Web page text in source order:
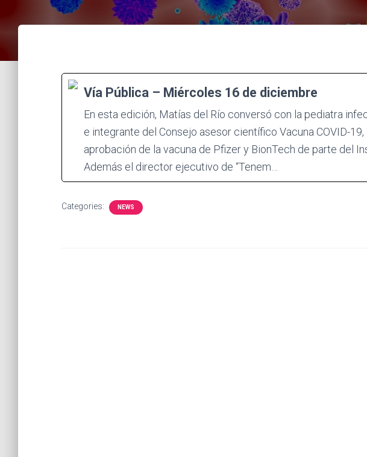
Vía Pública – Miércoles 16 de diciembre
En esta edición, Matías del Río conversó con la pediatra
e integrante del Consejo asesor científico Vacuna COVID-19,
aprobación de la vacuna de Pfizer y BionTech de parte del
Además el director ejecutivo de “Tenem…
Categories: NEWS